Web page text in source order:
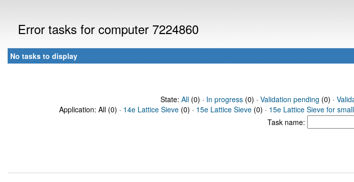
Error tasks for computer 7224860
No tasks to display
State: All(0) · In progress(0) · Validation pending (0) ·
Application: All (0) · 14e Lattice Sieve (0) · 15e Lattice Sieve (0) · 15e Lattice Sieve for
Task name: